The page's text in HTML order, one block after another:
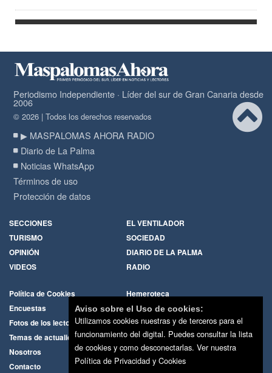
Periodismo Independiente · Líder del sur de Gran Canaria desde
2006
© 2026 | Todos los derechos reservados
▶ MASPALOMAS AHORA RADIO
Diario de La Palma
Noticias WhatsApp
Términos de uso
Protección de datos
SECCIONES
EL VENTILADOR
TURISMO
SOCIEDAD
OPINIÓN
DIARIO DE LA PALMA
VIDEOS
RADIO
Política de Cookies
Hemeroteca
Encuestas
Cartas de los lectores
Fotos de los lectores
Galerías de imágenes
Temas de actualidad
Principios Editoriales
Nosotros
Publicidad
Contacto
Whatsapp
Aviso sobre el Uso de cookies:
Utilizamos cookies nuestras y de terceros para el
funcionamiento del digital. Puedes consultar la lista
de cookies y como desconectarlas. Ver nuestra
Política de Privacidad y Cookies